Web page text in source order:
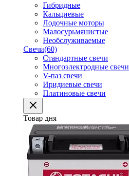
Гибридные
Кальциевые
Лодочные моторы
Малосурьмянистые
Необслуживаемые
Свечи(60)
Стандартные свечи
Многоэлектродные свечи
V-паз свечи
Иридиевые свечи
Платиновые свечи
Товар дня